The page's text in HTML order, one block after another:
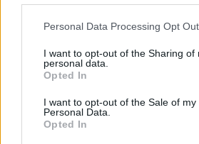
Personal Data Processing Opt
I want to opt-out of the Sharing of
personal data.
Opted In
I want to opt-out of the Sale of my
Personal Data.
Opted In
Medikamenten zu erhalten.